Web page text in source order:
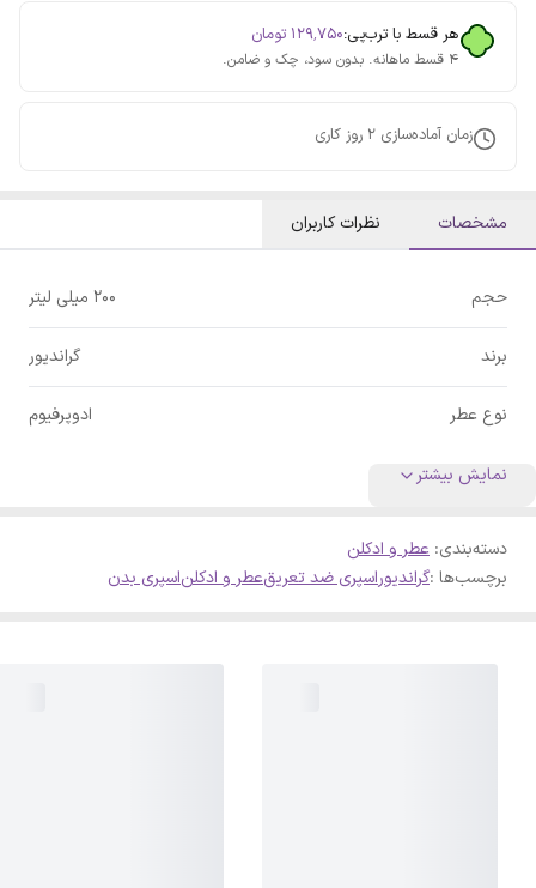
هر قسط با ترب‌پی:۱۲۹٬۷۵۰ تومان
۴ قسط ماهانه. بدون سود، چک و ضامن.
زمان آماده‌سازی 2 روز کاری
مشخصات نظرات کاربران
حجم 200 میلی لیتر
برند گراندیور
نوع عطر ادوپرفیوم
نمایش بیشتر
دسته‌بندی: عطر و ادکلن
برچسب‌ها :گراندیوراسپری ضد تعریقعطر و ادکلناسپری بدن